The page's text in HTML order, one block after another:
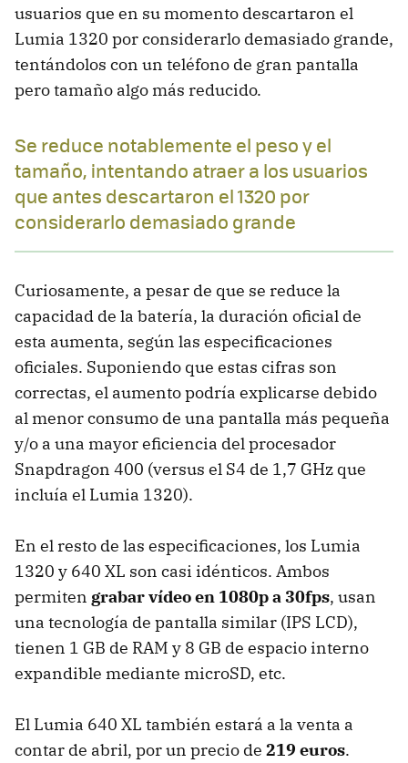
usuarios que en su momento descartaron el
Lumia 1320 por considerarlo demasiado grande,
tentándolos con un teléfono de gran pantalla
pero tamaño algo más reducido.
Se reduce notablemente el peso y el
tamaño, intentando atraer a los usuarios
que antes descartaron el 1320 por
considerarlo demasiado grande
Curiosamente, a pesar de que se reduce la
capacidad de la batería, la duración oficial de
esta aumenta, según las especificaciones
oficiales. Suponiendo que estas cifras son
correctas, el aumento podría explicarse debido
al menor consumo de una pantalla más pequeña
y/o a una mayor eficiencia del procesador
Snapdragon 400 (versus el S4 de 1,7 GHz que
incluía el Lumia 1320).
En el resto de las especificaciones, los Lumia
1320 y 640 XL son casi idénticos. Ambos
permiten grabar vídeo en 1080p a 30fps, usan
una tecnología de pantalla similar (IPS LCD),
tienen 1 GB de RAM y 8 GB de espacio interno
expandible mediante microSD, etc.
El Lumia 640 XL también estará a la venta a
contar de abril, por un precio de 219 euros.